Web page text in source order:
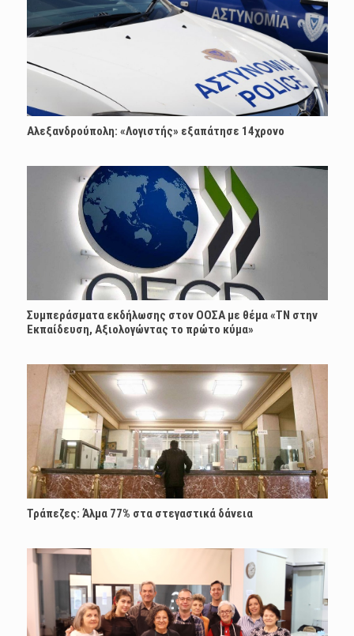
Αλεξανδρούπολη: «Λογιστής» εξαπάτησε 14χρονο
Συμπεράσματα εκδήλωσης στον ΟΟΣΑ με θέμα «ΤΝ στην
Εκπαίδευση, Αξιολογώντας το πρώτο κύμα»
Τράπεζες: Άλμα 77% στα στεγαστικά δάνεια